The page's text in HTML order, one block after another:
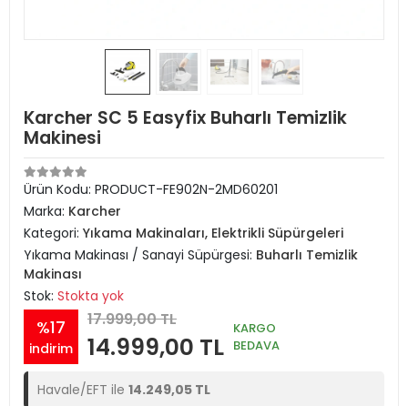
Karcher SC 5 Easyfix Buharlı Temizlik
Makinesi
Ürün Kodu: PRODUCT-FE902N-2MD60201
Marka: Karcher
Kategori: Yıkama Makinaları, Elektrikli Süpürgeleri
Yıkama Makinası / Sanayi Süpürgesi: Buharlı Temizlik
Makinası
Stok: Stokta yok
%17
indirim
17.999,00 TL
14.999,00 TL
KARGO
BEDAVA
Havale/EFT ile 14.249,05 TL